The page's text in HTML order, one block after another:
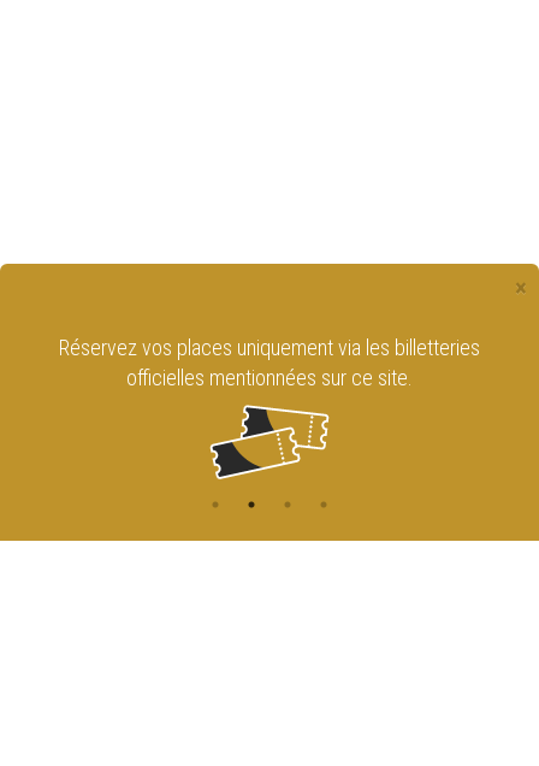
×
Réservez vos places uniquement via les billetteries
officielles mentionnées sur ce site.